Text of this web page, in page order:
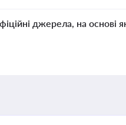
джерела, на основі